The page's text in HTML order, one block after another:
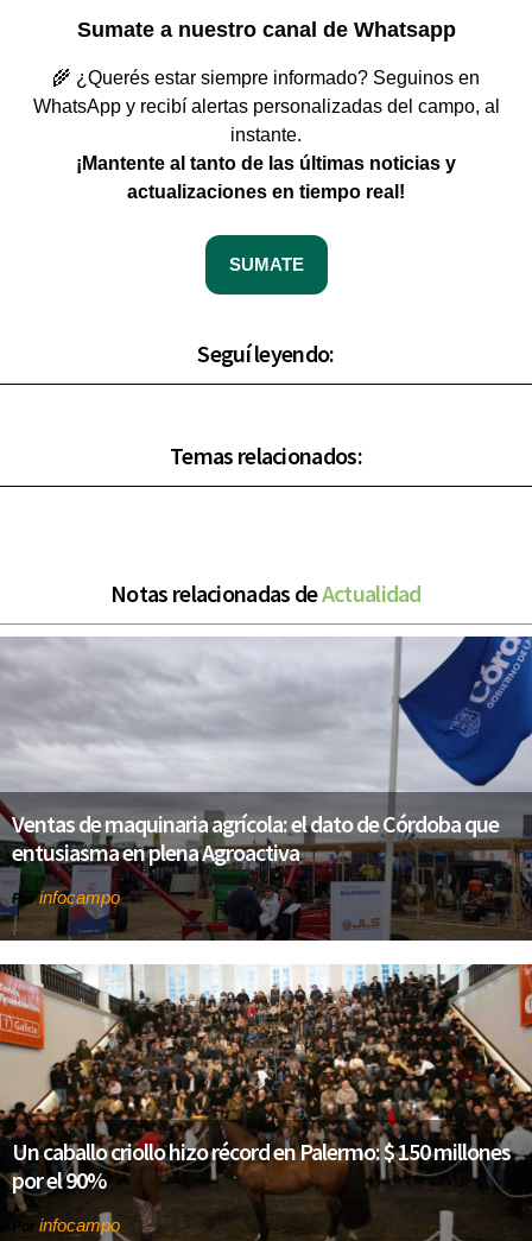
Sumate a nuestro canal de Whatsapp
🌾 ¿Querés estar siempre informado? Seguinos en
WhatsApp y recibí alertas personalizadas del campo, al
instante.
¡Mantente al tanto de las últimas noticias y
actualizaciones en tiempo real!
SUMATE
Seguí leyendo:
Temas relacionados:
Notas relacionadas deActualidad
Ventas de maquinaria agrícola: el dato de Córdoba que
entusiasma en plena Agroactiva
Porinfocampo
Un caballo criollo hizo récord en Palermo: $ 150 millones
por el 90%
Por infocampo